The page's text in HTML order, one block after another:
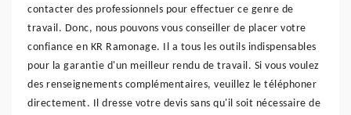
contacter des professionnels pour effectuer ce genre de
travail. Donc, nous pouvons vous conseiller de placer votre
confiance en KR Ramonage. Il a tous les outils indispensables
pour la garantie d'un meilleur rendu de travail. Si vous voulez
des renseignements complémentaires, veuillez le téléphoner
directement. Il dresse votre devis sans qu'il soit nécessaire de